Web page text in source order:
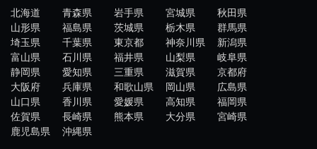
北海道 青森県 岩手県 宮城県
秋田県
山形県
福島県 茨城県 栃木県
群馬県
埼玉県
千葉県 東京都 神奈川県
新潟県
富山県
石川県 福井県 山梨県
岐阜県
静岡県
愛知県 三重県 滋賀県
京都府
大阪府
兵庫県 和歌山県 岡山県
広島県
山口県
香川県 愛媛県 高知県
福岡県
佐賀県
長崎県 熊本県 大分県
宮崎県
鹿児島県
沖縄県